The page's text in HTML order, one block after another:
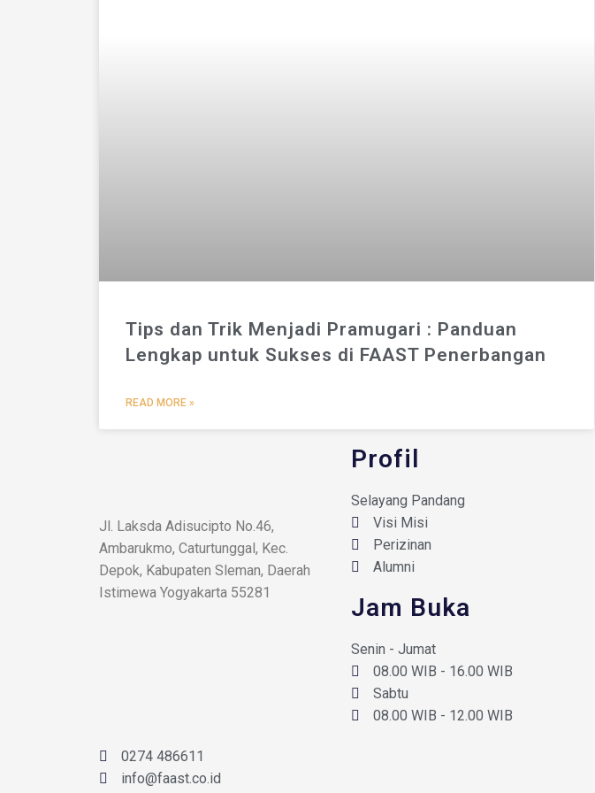
Tips dan Trik Menjadi Pramugari : Panduan
Lengkap untuk Sukses di FAAST Penerbangan
READ MORE »
Jl. Laksda Adisucipto No.46,
Ambarukmo, Caturtunggal, Kec.
Depok, Kabupaten Sleman, Daerah
Istimewa Yogyakarta 55281
0274 486611
info@faast.co.id
Profil
Selayang Pandang
Visi Misi
Perizinan
Alumni
Jam Buka
Senin - Jumat
08.00 WIB - 16.00 WIB
Sabtu
08.00 WIB - 12.00 WIB